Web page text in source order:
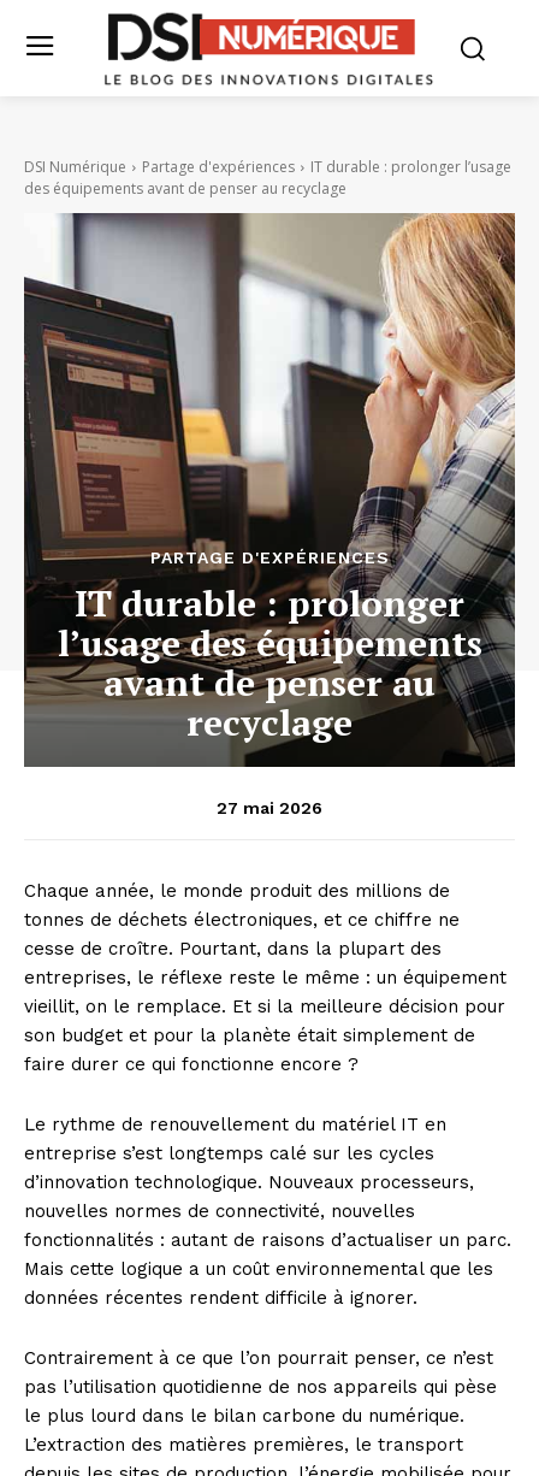
DSI Numérique Partage d'expériences
IT durable : prolonger l’usage
des équipements avant de penser au recyclage
PARTAGE D'EXPÉRIENCES
IT durable : prolonger
l’usage des équipements
avant de penser au
recyclage
27 mai 2026
Chaque année, le monde produit des millions de
tonnes de déchets électroniques, et ce chiffre ne
cesse de croître. Pourtant, dans la plupart des
entreprises, le réflexe reste le même : un équipement
vieillit, on le remplace. Et si la meilleure décision pour
son budget et pour la planète était simplement de
faire durer ce qui fonctionne encore ?
Le rythme de renouvellement du matériel IT en
entreprise s’est longtemps calé sur les cycles
d’innovation technologique. Nouveaux processeurs,
nouvelles normes de connectivité, nouvelles
fonctionnalités : autant de raisons d’actualiser un parc.
Mais cette logique a un coût environnemental que les
données récentes rendent difficile à ignorer.
Contrairement à ce que l’on pourrait penser, ce n’est
pas l’utilisation quotidienne de nos appareils qui pèse
le plus lourd dans le bilan carbone du numérique.
L’extraction des matières premières, le transport